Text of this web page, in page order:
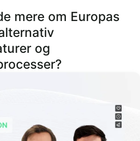
mere om Europas
og